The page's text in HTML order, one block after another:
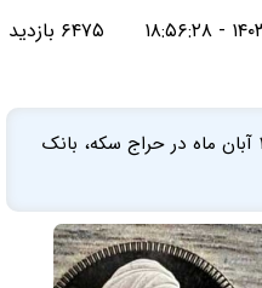
۶۴۷۵ بازدید
بعد از عرضه ربع سکه ۱۴۰۳ از ۱۹ آبان ماه در حراج سکه، بانک